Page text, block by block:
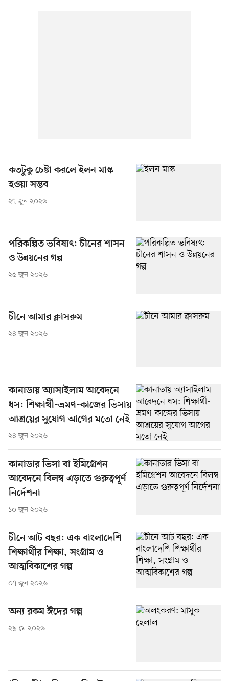
কতটুকু চেষ্টা করলে ইলন মাস্ক
হওয়া সম্ভব
২৭ জুন ২০২৬
পরিকল্পিত ভবিষ্যৎ: চীনের শাসন
ও উন্নয়নের গল্প
২৫ জুন ২০২৬
চীনে আমার ক্লাসরুম
২৪ জুন ২০২৬
কানাডায় অ্যাসাইলাম আবেদনে
ধস: শিক্ষার্থী-ভ্রমণ-কাজের ভিসায়
আশ্রয়ের সুযোগ আগের মতো নেই
২৪ জুন ২০২৬
কানাডার ভিসা বা ইমিগ্রেশন
আবেদনে বিলম্ব এড়াতে গুরুত্বপূর্ণ
নির্দেশনা
১০ জুন ২০২৬
চীনে আট বছর: এক বাংলাদেশি
শিক্ষার্থীর শিক্ষা, সংগ্রাম ও
আত্মবিকাশের গল্প
০৭ জুন ২০২৬
অন্য রকম ঈদের গল্প
২৯ মে ২০২৬